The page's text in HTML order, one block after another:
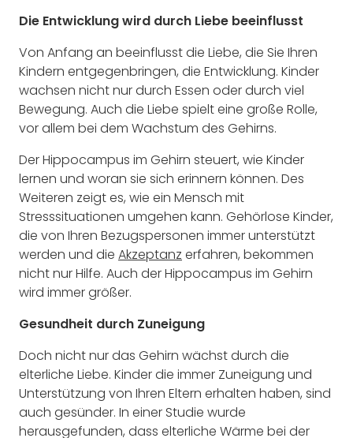
Die Entwicklung wird durch Liebe beeinflusst
Von Anfang an beeinflusst die Liebe, die Sie Ihren
Kindern entgegenbringen, die Entwicklung. Kinder
wachsen nicht nur durch Essen oder durch viel
Bewegung. Auch die Liebe spielt eine große Rolle,
vor allem bei dem Wachstum des Gehirns.
Der Hippocampus im Gehirn steuert, wie Kinder
lernen und woran sie sich erinnern können. Des
Weiteren zeigt es, wie ein Mensch mit
Stresssituationen umgehen kann. Gehörlose Kinder,
die von Ihren Bezugspersonen immer unterstützt
werden und die Akzeptanz erfahren, bekommen
nicht nur Hilfe. Auch der Hippocampus im Gehirn
wird immer größer.
Gesundheit durch Zuneigung
Doch nicht nur das Gehirn wächst durch die
elterliche Liebe. Kinder die immer Zuneigung und
Unterstützung von Ihren Eltern erhalten haben, sind
auch gesünder. In einer Studie wurde
herausgefunden, dass elterliche Wärme bei der